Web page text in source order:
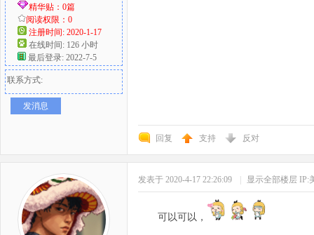
精华贴：0篇
阅读权限：0
注册时间: 2020-1-17
在线时间: 126 小时
最后登录: 2022-7-5
联系方式:
发消息
回复 支持 反对
发表于 2020-4-17 22:26:09 显示全部楼层 IP:
可以可以，